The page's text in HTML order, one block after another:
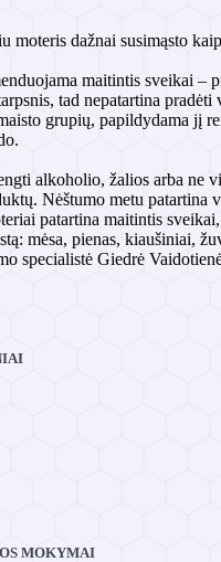
moteris dažnai susimąsto
maitintis sveikai –
tad nepatartina
grupių, papildydama jį
alkoholio, žalios arba ne
Nėštumo metu
patartina maitintis
mėsa, pienas, kiaušiniai,
specialistė Giedrė
MOKYMAI